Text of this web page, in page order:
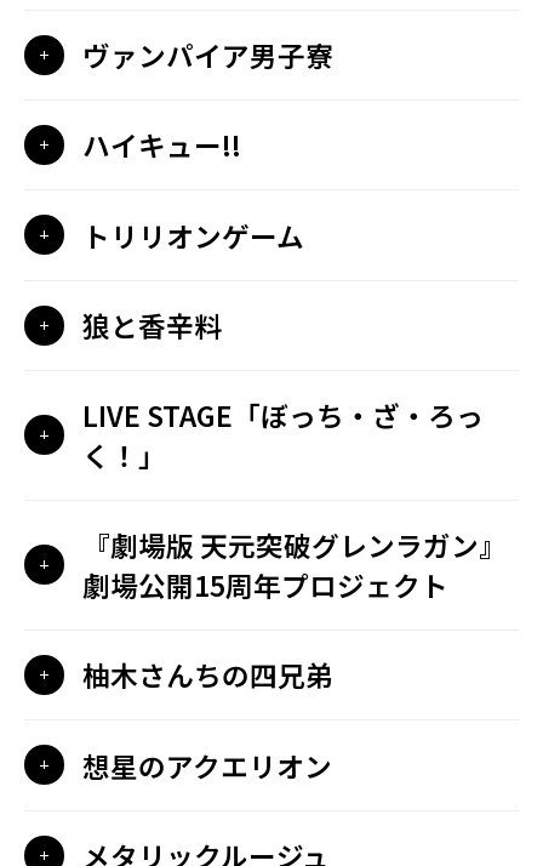
ヴァンパイア男子寮
ハイキュー!!
トリリオンゲーム
狼と香辛料
LIVE STAGE「ぼっち・ざ・ろっ
く！」
『劇場版 天元突破グレンラガン』
劇場公開15周年プロジェクト
柚木さんちの四兄弟
想星のアクエリオン
メタリックルージュ